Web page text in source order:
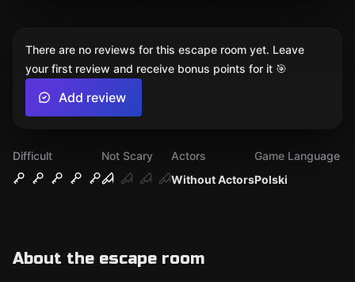
Difficult
Not Scary
Without Actors
Actors
Polski
Game Language
About the escape room
There are no reviews for this escape room yet. Leave
your first review and receive bonus points for it 🎯
Add review